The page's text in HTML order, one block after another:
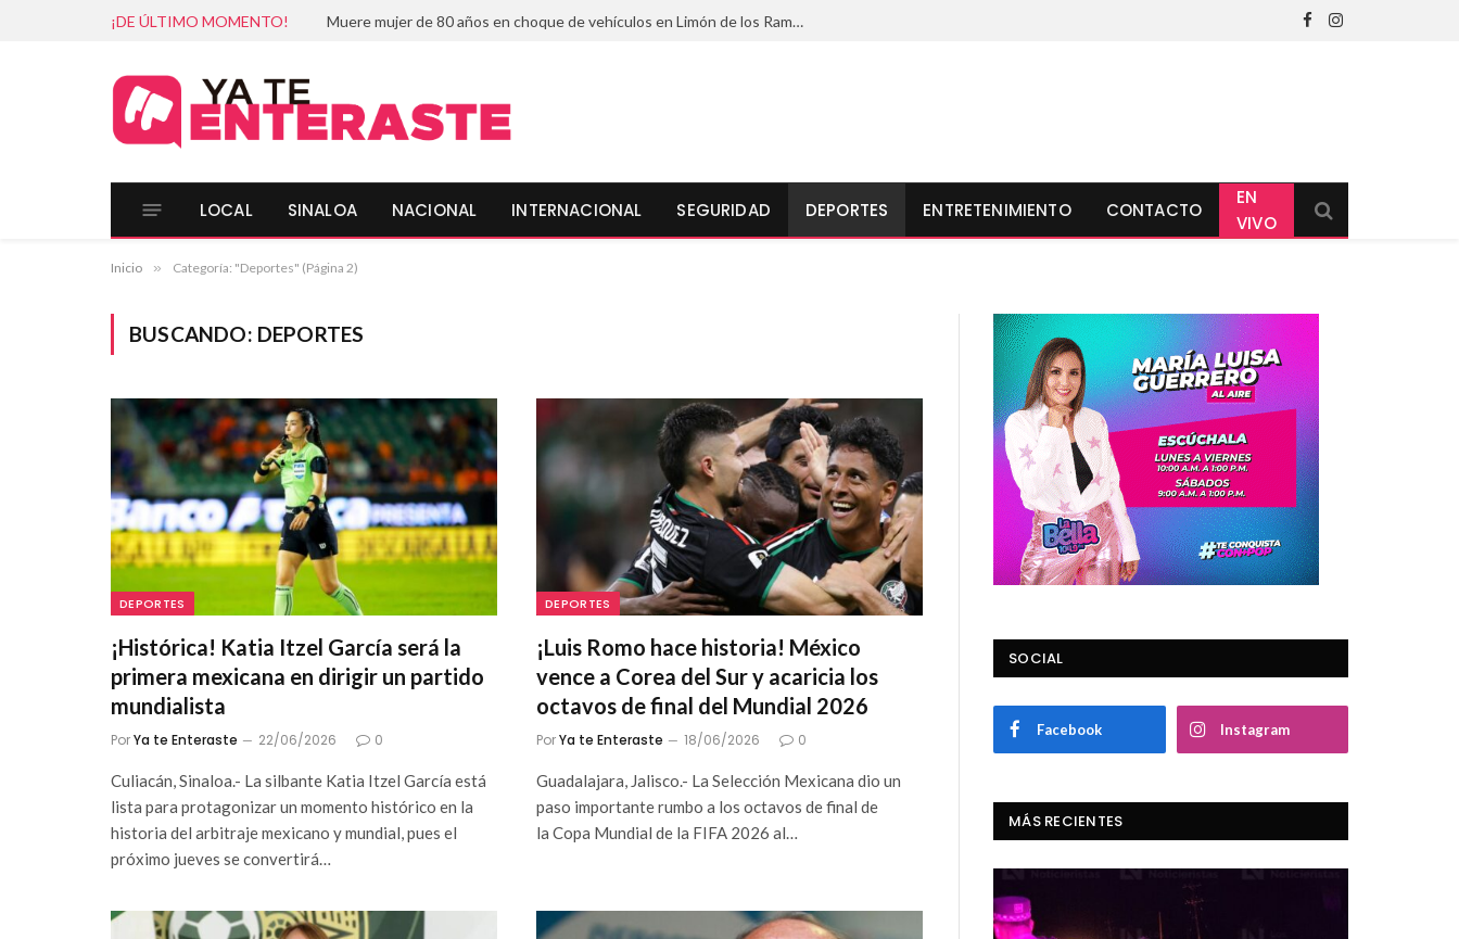
¡DE ÚLTIMO MOMENTO! Muere mujer de 80 años en choque de vehículos en Limón de los Ramos, Culiacán; hay tres lesionadas
FacebookInstagram
LOCAL SINALOA NACIONAL INTERNACIONAL SEGURIDAD DEPORTES ENTRETENIMIENTO CONTACTO
EN
VIVO
Inicio » Categoría: "Deportes" (Página 2)
BUSCANDO: DEPORTES
DEPORTES
¡Histórica! Katia Itzel García será la
primera mexicana en dirigir un partido
mundialista
PorYa te Enteraste 22/06/2026 0
Culiacán, Sinaloa.- La silbante Katia Itzel García está
lista para protagonizar un momento histórico en la
historia del arbitraje mexicano y mundial, pues el
próximo jueves se convertirá…
DEPORTES
¡Luis Romo hace historia! México
vence a Corea del Sur y acaricia los
octavos de final del Mundial 2026
PorYa te Enteraste 18/06/2026 0
Guadalajara, Jalisco.- La Selección Mexicana dio un
paso importante rumbo a los octavos de final de
la Copa Mundial de la FIFA 2026 al…
SOCIAL
Facebook Instagram
MÁS RECIENTES